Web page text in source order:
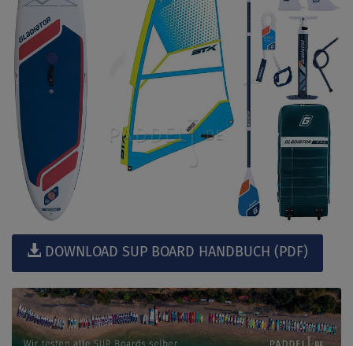
DOWNLOAD SUP BOARD HANDBUCH (PDF)